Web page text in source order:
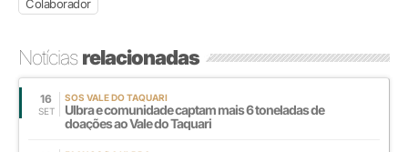
Colaborador
Notíciasrelacionadas
16
SET
SOS VALE DO TAQUARI
Ulbra e comunidade captam mais 6 toneladas de
doações ao Vale do Taquari